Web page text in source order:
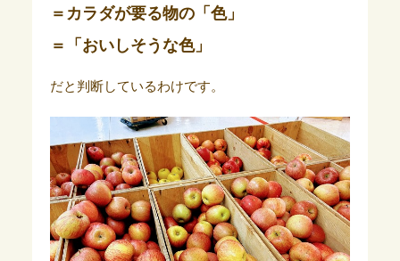
＝カラダが要る物の「色」
＝「おいしそうな色」
だと判断しているわけです。